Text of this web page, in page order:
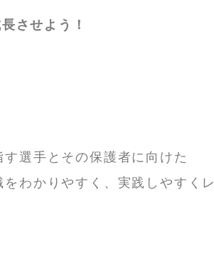
させよう！
選手とその保護者に向けた
わかりやすく、実践しやすく